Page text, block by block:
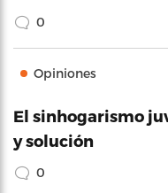
0
Opiniones
El sinhogarismo
y solución
0